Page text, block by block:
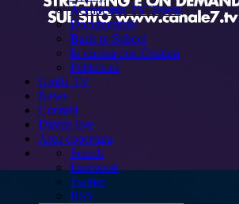
Accademia TV Talent
Documentari
Back to School
In cucina con Cristina
Pubblicità
Guida TV
News
Contatti
Dirette live
Area copertura
Search
Facebook
Twitter
RSS